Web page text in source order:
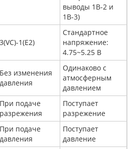
выводы 1В-2 и
1В-3)
3(VC)-1(Е2)
Стандартное
напряжение:
4.75~5.25 В
Без изменения
давления
Одинаково с
атмосферным
давлением
При подаче
разрежения
Поступает
разрежение
При подаче
давления
Поступает
давление